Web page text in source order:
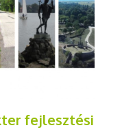
fejlesztési